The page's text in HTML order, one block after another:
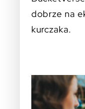
dobrze na
kurczaka.